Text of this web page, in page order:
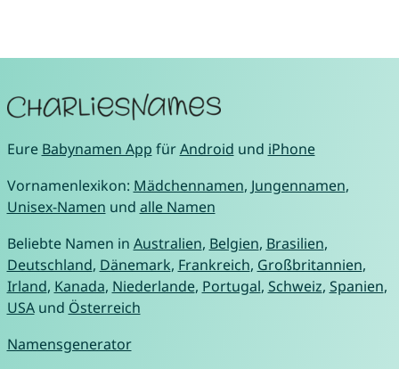
Eure Babynamen App fürAndroid und iPhone
Vornamenlexikon: Mädchennamen, Jungennamen,
Unisex-Namen und alle Namen
Beliebte Namen in Australien, Belgien, Brasilien,
Deutschland, Dänemark, Frankreich, Großbritannien,
Irland, Kanada, Niederlande, Portugal, Schweiz, Spanien,
USAund Österreich
Namensgenerator